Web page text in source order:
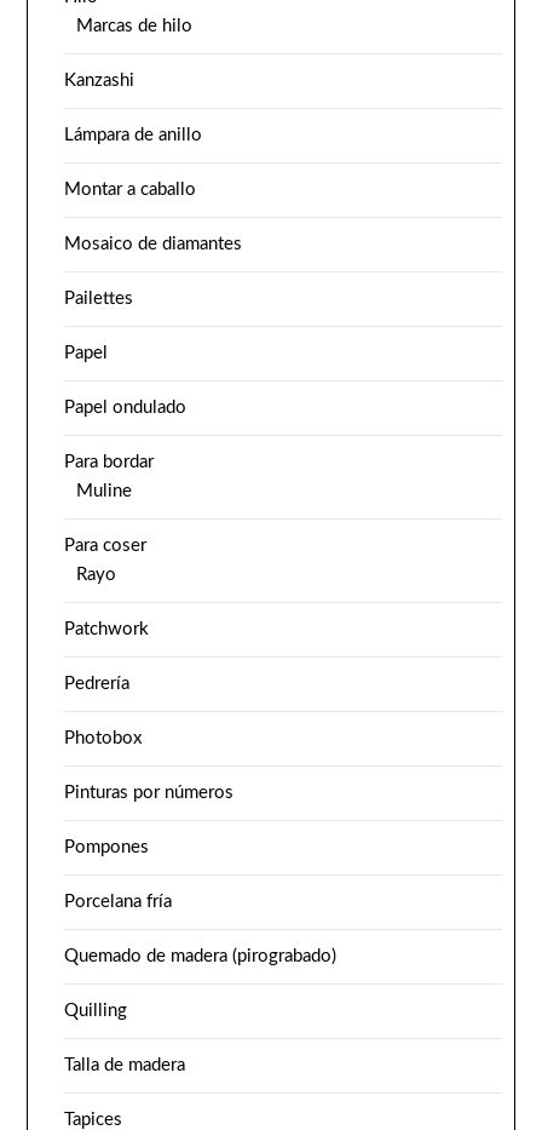
Marcas de hilo
Kanzashi
Lámpara de anillo
Montar a caballo
Mosaico de diamantes
Pailettes
Papel
Papel ondulado
Para bordar
Muline
Para coser
Rayo
Patchwork
Pedrería
Photobox
Pinturas por números
Pompones
Porcelana fría
Quemado de madera (pirograbado)
Quilling
Talla de madera
Tapices